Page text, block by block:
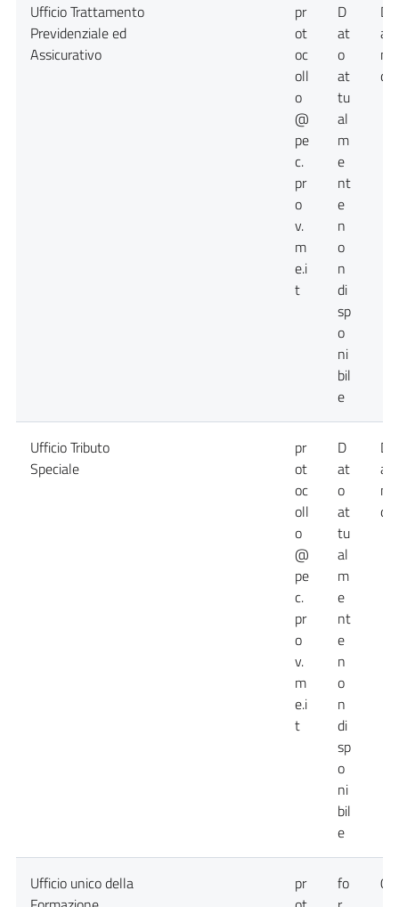
Ufficio Trattamento
Previdenziale ed
Assicurativo
pr
ot
oc
oll
o
@
pe
c.
pr
o
v.
m
e.i
t
D
at
o
at
tu
al
m
e
nt
e
n
o
n
di
sp
o
ni
bil
e
Ufficio Tributo
Speciale
pr
ot
oc
oll
o
@
pe
c.
pr
o
v.
m
e.i
t
D
at
o
at
tu
al
m
e
nt
e
n
o
n
di
sp
o
ni
bil
e
Ufficio unico della
pr
fo